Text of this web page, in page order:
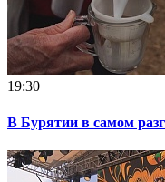
19:30
В Бурятии в самом